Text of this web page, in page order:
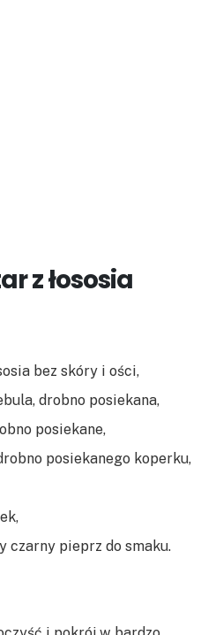
z łososia
bez skóry i ości,
drobno posiekana,
posiekane,
posiekanego koperku,
czarny pieprz do smaku.